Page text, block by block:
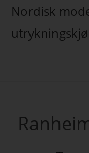
Nordisk